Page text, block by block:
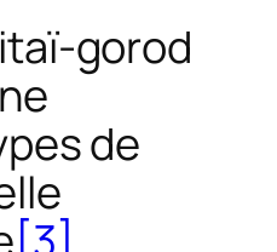
gorod
de